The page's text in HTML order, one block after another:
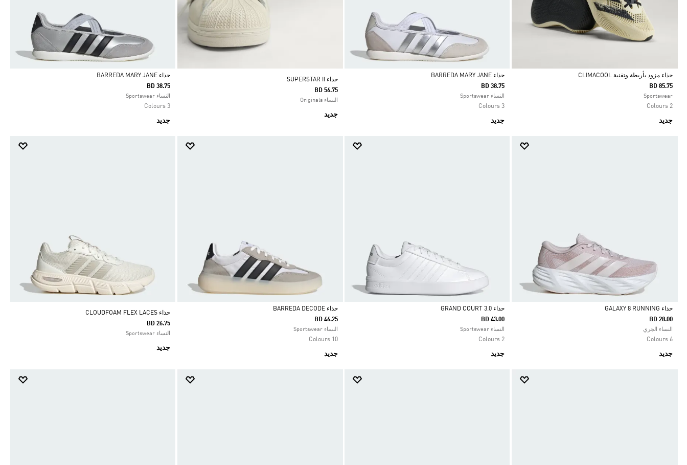
Selected
حذاء مزود بأربطة وتقنية CLIMACOOL
BD 85.75
Sportswear
2 Colours
جديد
Selected
حذاء BARREDA MARY JANE
BD 38.75
النساء Sportswear
3 Colours
جديد
حذاء SUPERSTAR II
BD 56.75
النساء Originals
جديد
Selected
حذاء BARREDA MARY JANE
BD 38.75
النساء Sportswear
3 Colours
جديد
Selected
حذاء GALAXY 8 RUNNING
BD 28.00
النساء الجري
6 Colours
جديد
Selected
حذاء GRAND COURT 3.0‏
BD 43.00
النساء Sportswear
2 Colours
جديد
Selected
حذاء BARREDA DECODE
BD 46.25
النساء Sportswear
10 Colours
جديد
حذاء ‏CLOUDFOAM FLEX LACES
BD 26.75
النساء Sportswear
جديد